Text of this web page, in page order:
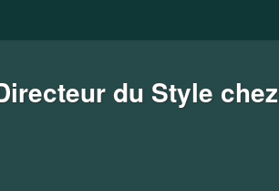
du Style chez